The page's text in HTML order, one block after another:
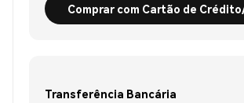
Comprar com Cartão de
Transferência Bancária